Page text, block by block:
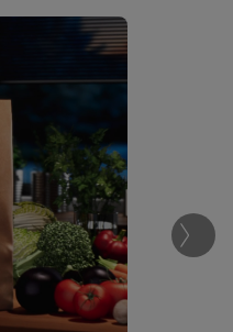
3 régions - 3 vins
Weinwissen
Carte des vins d'Italie